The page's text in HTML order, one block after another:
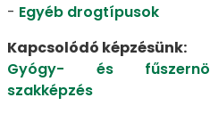
- Egyéb drogtípusok
Kapcsolódó képzésünk:
Gyógy- és
szakképzés